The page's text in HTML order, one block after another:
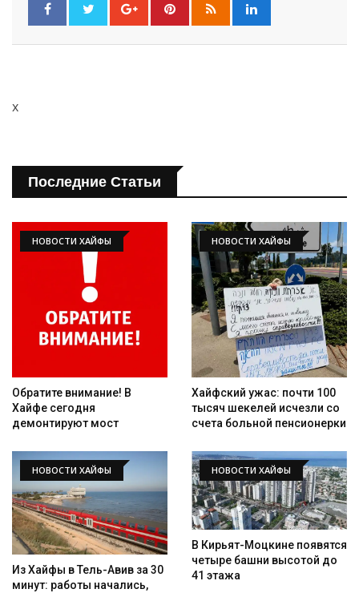
Искать
x
Последние Статьи
НОВОСТИ ХАЙФЫ
Обратите внимание! В
Хайфе сегодня
демонтируют мост
НОВОСТИ ХАЙФЫ
Хайфский ужас: почти 100
тысяч шекелей исчезли со
счета больной пенсионерки
НОВОСТИ ХАЙФЫ
Из Хайфы в Тель-Авив за 30
минут: работы начались,
НОВОСТИ ХАЙФЫ
В Кирьят-Моцкине появятся
четыре башни высотой до
41 этажа